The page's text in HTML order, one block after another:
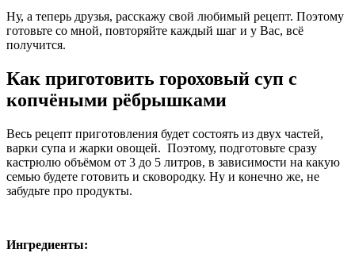
Ну, а теперь друзья, расскажу свой любимый рецепт. Поэтому
готовьте со мной, повторяйте каждый шаг и у Вас, всё
получится.
Как приготовить гороховый суп с
копчёными рёбрышками
Весь рецепт приготовления будет состоять из двух частей,
варки супа и жарки овощей. Поэтому, подготовьте сразу
кастрюлю объёмом от 3 до 5 литров, в зависимости на какую
семью будете готовить и сковородку. Ну и конечно же, не
забудьте про продукты.
Ингредиенты: